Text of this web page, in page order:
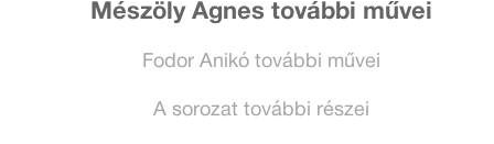
Mészöly Ágnes további művei
Fodor Anikó további művei
A sorozat további részei